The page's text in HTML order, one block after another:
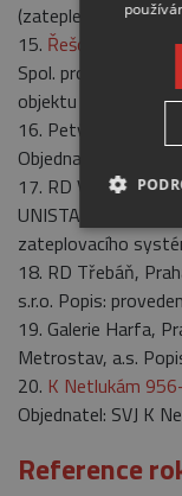
(zateplení + omítky)
15. Řešovská
Spol. pro dům
objektu
16. Petýrkova
Objednatel: SBD
17. RD Vinoř, Praha
UNISTAV, a.s.
zateplovacího
18. RD Třebáň,
s.r.o. Popis:
19. Galerie Harfa,
Metrostav, a.s.
20. K Netlukám
Objednatel: SVJ K
Reference
základní